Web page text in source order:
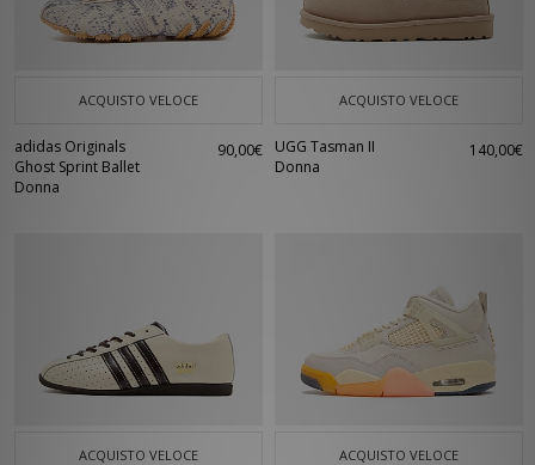
ACQUISTO VELOCE
adidas Originals
Ghost Sprint Ballet
Donna
90,00€
ACQUISTO VELOCE
UGG Tasman II
Donna
140,00€
ACQUISTO VELOCE ACQUISTO VELOCE